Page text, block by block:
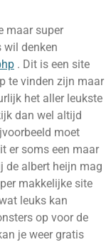
maar super
wil denken
. Dit is een site
te vinden zijn maar
het aller leukste
dan wel altijd
moet
er soms een maar
de albert heijn mag
makkelijke site
leuks kan
op voor de
je weer gratis